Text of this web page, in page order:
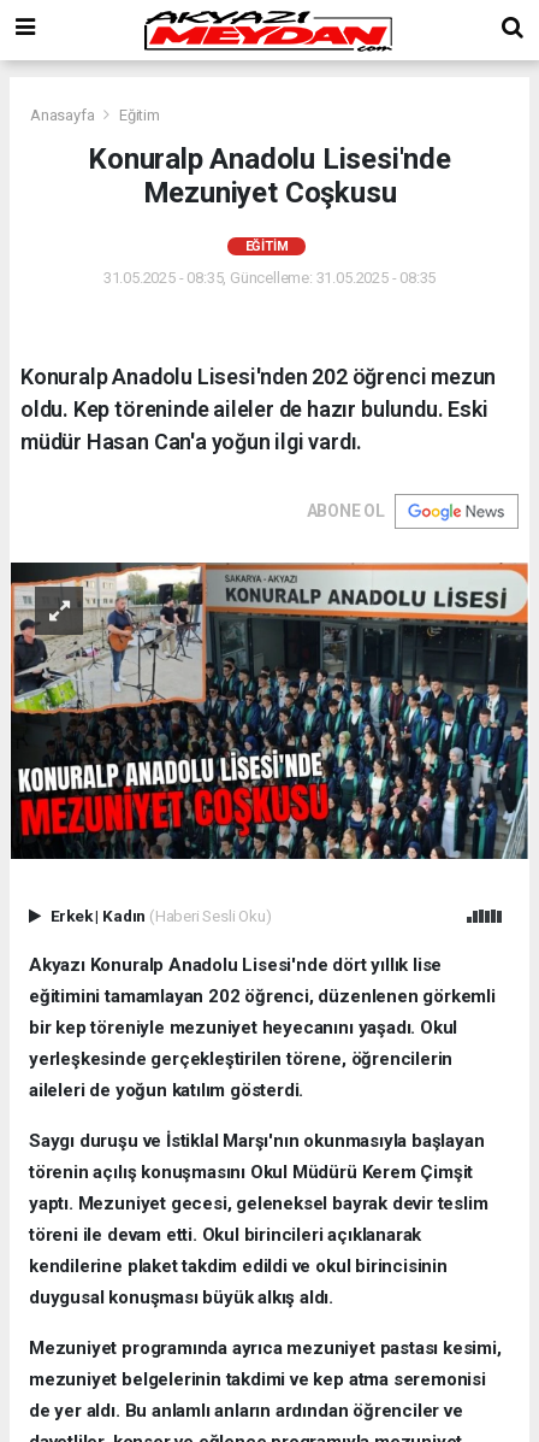
Anasayfa Eğitim
Konuralp Anadolu Lisesi'nde
Mezuniyet Coşkusu
EĞITIM
31.05.2025 - 08:35, Güncelleme: 31.05.2025 - 08:35
Konuralp Anadolu Lisesi'nden 202 öğrenci mezun
oldu. Kep töreninde aileler de hazır bulundu. Eski
müdür Hasan Can'a yoğun ilgi vardı.
ABONE OL
Erkek| Kadın (Haberi Sesli Oku)
Akyazı Konuralp Anadolu Lisesi'nde dört yıllık lise
eğitimini tamamlayan 202 öğrenci, düzenlenen görkemli
bir kep töreniyle mezuniyet heyecanını yaşadı. Okul
yerleşkesinde gerçekleştirilen törene, öğrencilerin
aileleri de yoğun katılım gösterdi.
Saygı duruşu ve İstiklal Marşı'nın okunmasıyla başlayan
törenin açılış konuşmasını Okul Müdürü Kerem Çimşit
yaptı. Mezuniyet gecesi, geleneksel bayrak devir teslim
töreni ile devam etti. Okul birincileri açıklanarak
kendilerine plaket takdim edildi ve okul birincisinin
duygusal konuşması büyük alkış aldı.
Mezuniyet programında ayrıca mezuniyet pastası kesimi,
mezuniyet belgelerinin takdimi ve kep atma seremonisi
de yer aldı. Bu anlamlı anların ardından öğrenciler ve